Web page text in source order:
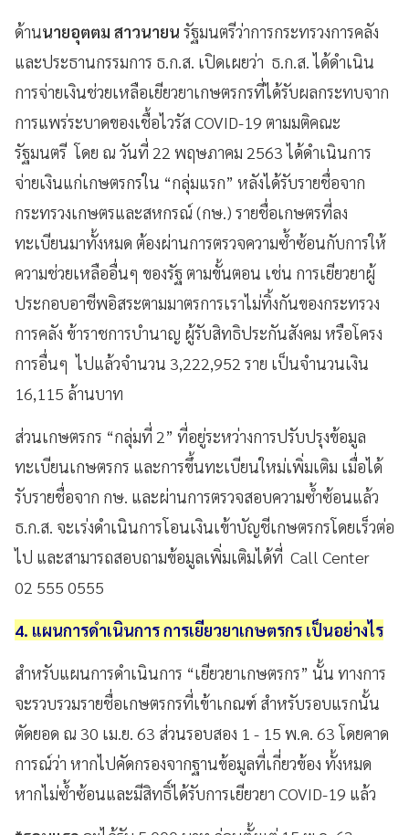
ด้านนายอุตตม สาวนายน รัฐมนตรีว่าการกระทรวงการคลัง
และประธานกรรมการ ธ.ก.ส. เปิดเผยว่า ธ.ก.ส. ได้ดำเนิน
การจ่ายเงินช่วยเหลือเยียวยาเกษตรกรที่ได้รับผลกระทบจาก
การแพร่ระบาดของเชื้อไวรัส COVID-19 ตามมติคณะ
รัฐมนตรี โดย ณ วันที่ 22 พฤษภาคม 2563 ได้ดำเนินการ
จ่ายเงินแก่เกษตรกรใน “กลุ่มแรก” หลังได้รับรายชื่อจาก
กระทรวงเกษตรและสหกรณ์ (กษ.) รายชื่อเกษตรที่ลง
ทะเบียนมาทั้งหมด ต้องผ่านการตรวจความซ้ำซ้อนกับการให้
ความช่วยเหลืออื่นๆ ของรัฐ ตามขั้นตอน เช่น การเยียวยาผู้
ประกอบอาชีพอิสระตามมาตรการเราไม่ทิ้งกันของกระทรวง
การคลัง ข้าราชการบำนาญ ผู้รับสิทธิประกันสังคม หรือโครง
การอื่นๆ ไปแล้วจำนวน 3,222,952 ราย เป็นจำนวนเงิน
16,115 ล้านบาท
ส่วนเกษตรกร “กลุ่มที่ 2” ที่อยู่ระหว่างการปรับปรุงข้อมูล
ทะเบียนเกษตรกร และการขึ้นทะเบียนใหม่เพิ่มเติม เมื่อได้
รับรายชื่อจาก กษ. และผ่านการตรวจสอบความซ้ำซ้อนแล้ว
ธ.ก.ส. จะเร่งดำเนินการโอนเงินเข้าบัญชีเกษตรกรโดยเร็วต่อ
ไป และสามารถสอบถามข้อมูลเพิ่มเติมได้ที่ Call Center
02 555 0555
4. แผนการดำเนินการ การเยียวยาเกษตรกร เป็นอย่างไร
สำหรับแผนการดำเนินการ “เยียวยาเกษตรกร” นั้น ทางการ
จะรวบรวมรายชื่อเกษตรกรที่เข้าเกณฑ์ สำหรับรอบแรกนั้น
ตัดยอด ณ 30 เม.ย. 63 ส่วนรอบสอง 1 - 15 พ.ค. 63 โดยคาด
การณ์ว่า หากไปคัดกรองจากฐานข้อมูลที่เกี่ยวข้อง ทั้งหมด
หากไม่ซ้ำซ้อนและมีสิทธิ์ได้รับการเยียวยา COVID-19 แล้ว